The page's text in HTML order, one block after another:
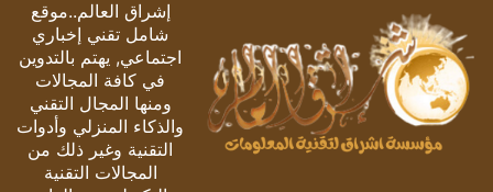
إشراق العالم..موقع
شامل تقني إخباري
اجتماعي, يهتم بالتدوين
في كافة المجالات
ومنها المجال التقني
والذكاء المنزلي وأدوات
التقنية وغير ذلك من
المجالات التقنية